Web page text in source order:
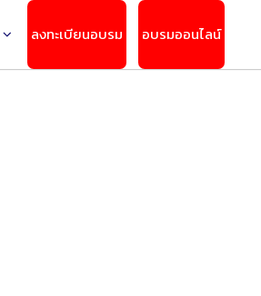
ลงทะเบียนอบรม อบรมออนไลน์